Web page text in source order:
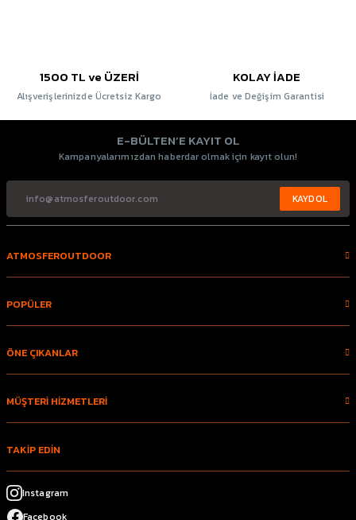
1500 TL ve ÜZERİ
Alışverişlerinizde Ücretsiz Kargo
KOLAY İADE
İade ve Değişim Garantisi
E-BÜLTEN’E KAYIT OL
Kampanyalarımızdan haberdar olmak için kayıt olun!
KAYDOL
ATMOSFEROUTDOOR
POPÜLER
ÖNE ÇIKANLAR
MÜŞTERİ HİZMETLERİ
TAKİP EDİN
Instagram
Facebook